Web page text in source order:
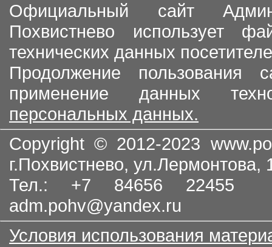
Официальный сайт
Похвистнево использует
технических данных
Продолжение пользования
применение данных
персональных данных.
Copyright © 2012-2023
г.Похвистнево, ул.Лермонтова,
Тел.: +7 84656
adm.pohv@yandex.ru
Условия использования